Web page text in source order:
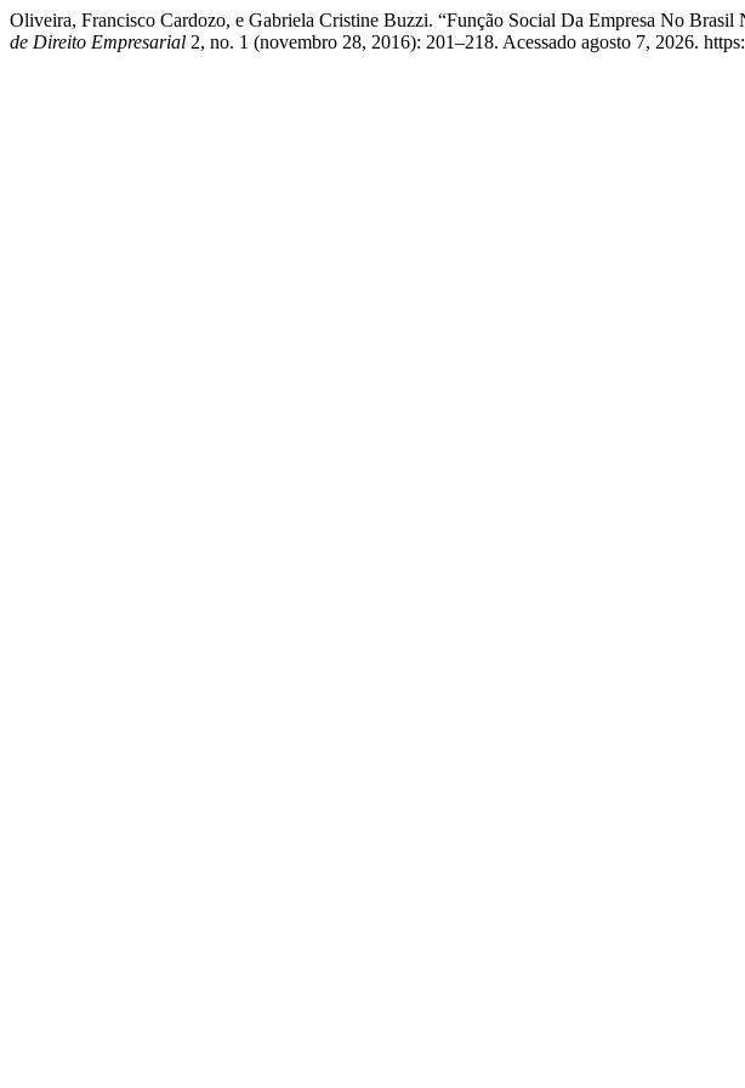
Oliveira, Francisco Cardozo, e Gabriela Cristine Buzzi. “Função Social Da Empresa No
de Direito Empresarial 2, no. 1 (novembro 28, 2016): 201–218. Acessado agosto 7, 2026.